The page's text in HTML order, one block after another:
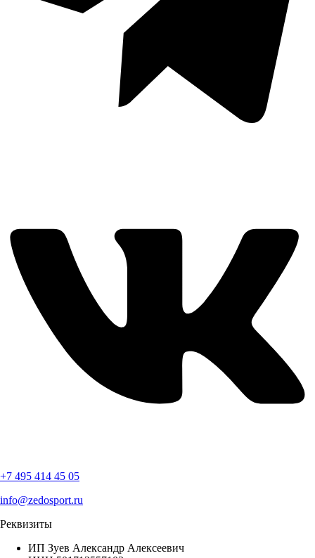
+7 495 414 45 05
info@zedosport.ru
Реквизиты
ИП Зуев Александр Алексеевич⁠